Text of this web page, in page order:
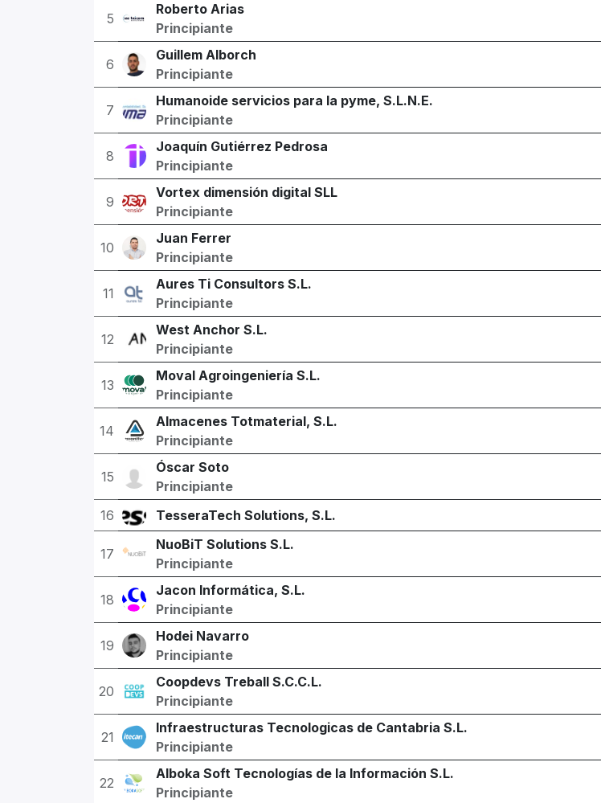
5
Roberto Arias
Principiante
6
Guillem Alborch
Principiante
7
Humanoide servicios para la pyme, S.L.N.E.
Principiante
8
Joaquín Gutiérrez Pedrosa
Principiante
9
Vortex dimensión digital SLL
Principiante
10
Juan Ferrer
Principiante
11
Aures Ti Consultors S.L.
Principiante
12
West Anchor S.L.
Principiante
13
Moval Agroingeniería S.L.
Principiante
14
Almacenes Totmaterial, S.L.
Principiante
15
Óscar Soto
Principiante
16 TesseraTech Solutions, S.L.
17
NuoBiT Solutions S.L.
Principiante
18
Jacon Informática, S.L.
Principiante
19
Hodei Navarro
Principiante
20
Coopdevs Treball S.C.C.L.
Principiante
21
Infraestructuras Tecnologicas de Cantabria S.L.
Principiante
22
Alboka Soft Tecnologías de la Información S.L.
Principiante